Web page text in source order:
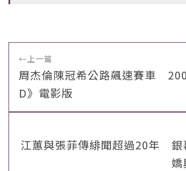
←上一篇
周杰倫陳冠希公路飆速賽車
D》電影版
江蕙與張菲傳緋聞超過20年 銀
嬌